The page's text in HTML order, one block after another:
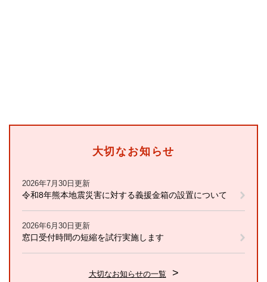
大切なお知らせ
2026年7月30日更新
令和8年熊本地震災害に対する義援金箱の設置について
2026年6月30日更新
窓口受付時間の短縮を試行実施します
大切なお知らせの一覧